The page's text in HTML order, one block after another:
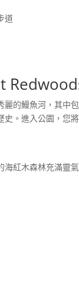
道
的鰻魚河，其
。進入公園，您
紅木森林充滿靈